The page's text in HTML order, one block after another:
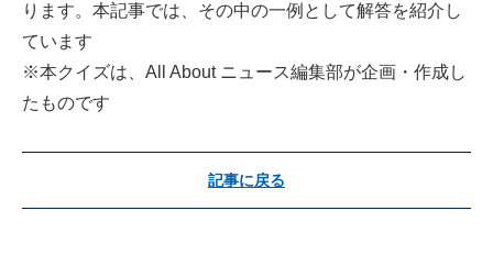
ります。本記事では、その中の一例として解答を紹介し
ています
※本クイズは、All About ニュース編集部が企画・作成し
たものです
記事に戻る